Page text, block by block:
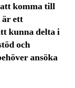
komma till
är ett
kunna delta i
och
ansöka